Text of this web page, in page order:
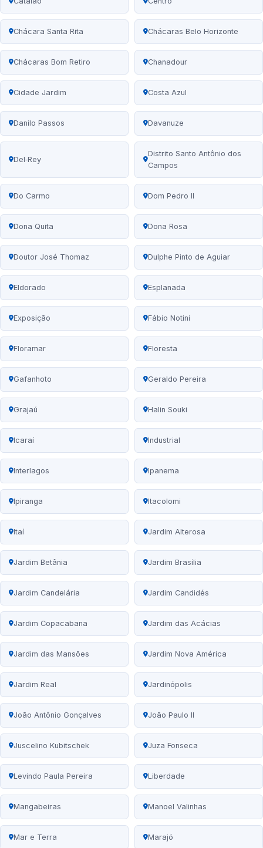
Chácara Santa Rita Chácaras Belo Horizonte
Chácaras Bom Retiro Chanadour
Cidade Jardim Costa Azul
Danilo Passos Davanuze
Del‑Rey
Distrito Santo Antônio dos
Campos
Do Carmo Dom Pedro II
Dona Quita Dona Rosa
Doutor José Thomaz Dulphe Pinto de Aguiar
Eldorado Esplanada
Exposição Fábio Notini
Floramar Floresta
Gafanhoto Geraldo Pereira
Grajaú Halin Souki
Icaraí Industrial
Interlagos Ipanema
Ipiranga Itacolomi
Itaí Jardim Alterosa
Jardim Betânia Jardim Brasília
Jardim Candelária Jardim Candidés
Jardim Copacabana Jardim das Acácias
Jardim das Mansões Jardim Nova América
Jardim Real Jardinópolis
João Antônio Gonçalves João Paulo II
Juscelino Kubitschek Juza Fonseca
Levindo Paula Pereira Liberdade
Mangabeiras Manoel Valinhas
Mar e Terra Marajó